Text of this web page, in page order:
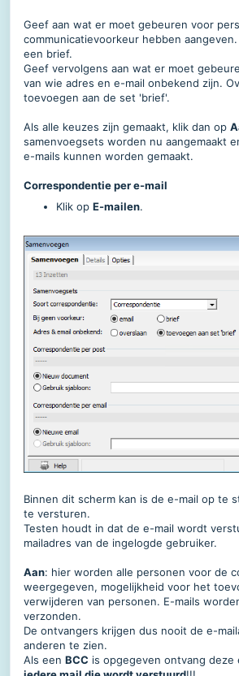
Geef aan wat er moet gebeuren voor
communicatievoorkeur hebben
een brief.
Geef vervolgens aan wat er moet
van wie adres en e-mail onbekend zijn.
toevoegen aan de set 'brief'.
Als alle keuzes zijn gemaakt, klik dan op
samenvoegsets worden nu aangemaakt
e-mails kunnen worden gemaakt.
Correspondentie per e-mail
Klik op E-mailen.
Binnen dit scherm kan is de e-mail op te
te versturen.
Testen houdt in dat de e-mail wordt
mailadres van de ingelogde gebruiker.
Aan: hier worden alle personen voor de
weergegeven, mogelijkheid voor het
verwijderen van personen. E-mails
verzonden.
De ontvangers krijgen dus nooit de e-
anderen te zien.
Als een BCC is opgegeven ontvang deze